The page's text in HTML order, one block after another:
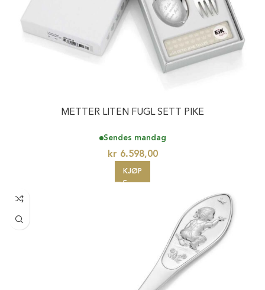
METTER LITEN FUGL SETT PIKE
Sendes mandag
kr 6.598,00
KJØP